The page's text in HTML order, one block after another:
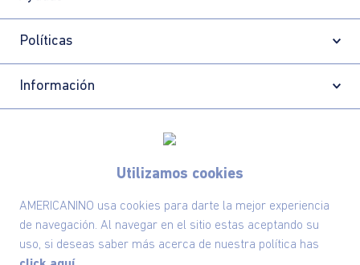
Utilizamos cookies
AMERICANINO usa cookies para darte la mejor experiencia
de navegación. Al navegar en el sitio estas aceptando su
uso, si deseas saber más acerca de nuestra política has
Políticas
Información